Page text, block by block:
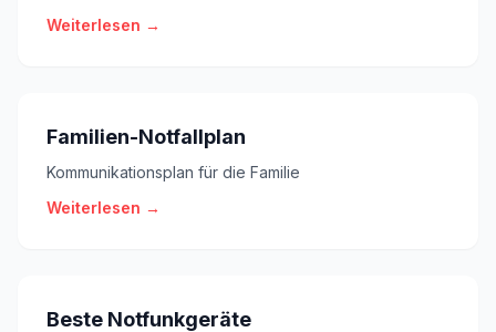
Weiterlesen →
Familien-Notfallplan
Kommunikationsplan für die Familie
Weiterlesen →
Beste Notfunkgeräte